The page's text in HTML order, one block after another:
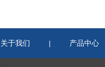
关于我们 | 产品中心